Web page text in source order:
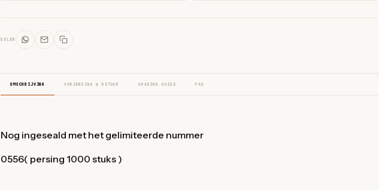
DELEN
OMSCHRIJVING VERZENDING & RETOUR GRADING GUIDE FAQ
Nog ingeseald met het gelimiteerde nummer
0556( persing 1000 stuks )